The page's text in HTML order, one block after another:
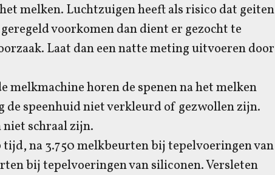
melken. Luchtzuigen heeft als risico dat geiten
voorkomen dan dient er gezocht te
Laat dan een natte meting uitvoeren door
melkmachine horen de spenen na het melken
de speenhuid niet verkleurd of gezwollen zijn.
schraal zijn.
tijd, na 3.750 melkbeurten bij tepelvoeringen van
bij tepelvoeringen van siliconen. Versleten